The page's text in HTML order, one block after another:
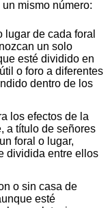
mismo número:
lugar de cada foral
un solo
esté dividido en
o foro a diferentes
dentro de los
los efectos de la
a título de señores
foral o lugar,
dividida entre ellos
o sin casa de
esté